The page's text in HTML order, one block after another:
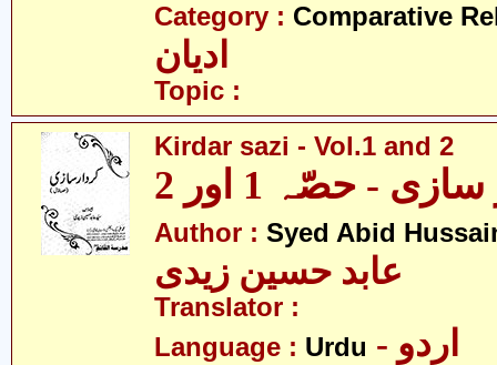
Category : Comparative
ادیان
Topic :
Kirdar sazi - Vol.1 and 2
- حصّہ 1 اور 2
Author : Syed Abid
عابد حسین زیدی
Translator :
Language : Urdu - اردو